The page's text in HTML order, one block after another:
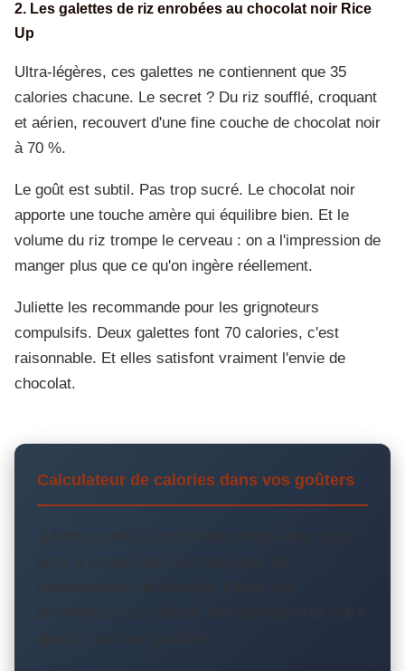
2. Les galettes de riz enrobées au chocolat noir Rice
Up
Ultra-légères, ces galettes ne contiennent que 35
calories chacune. Le secret ? Du riz soufflé, croquant
et aérien, recouvert d'une fine couche de chocolat noir
à 70 %.
Le goût est subtil. Pas trop sucré. Le chocolat noir
apporte une touche amère qui équilibre bien. Et le
volume du riz trompe le cerveau : on a l'impression de
manger plus que ce qu'on ingère réellement.
Juliette les recommande pour les grignoteurs
compulsifs. Deux galettes font 70 calories, c'est
raisonnable. Et elles satisfont vraiment l'envie de
chocolat.
Calculateur de calories dans vos goûters
Juliette a créé ce calculateur simple pour vous
aider à comprendre vos habitudes de
consommation de biscuits. Entrez vos
préférences pour obtenir une estimation de votre
apport calorique quotidien.